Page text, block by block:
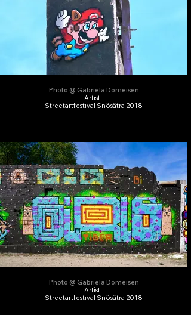
Photo @ Gabriela Domeisen
Artist:
Streetartfestival Snösätra 2018
Photo @ Gabriela Domeisen
Artist:
Streetartfestival Snösätra 2018